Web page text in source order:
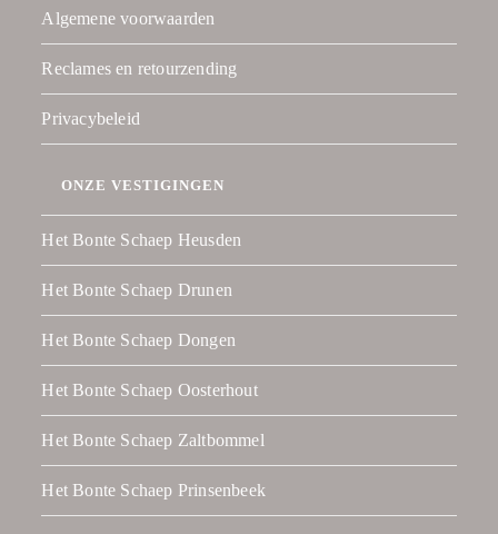
Algemene voorwaarden
Reclames en retourzending
Privacybeleid
ONZE VESTIGINGEN
Het Bonte Schaep Heusden
Het Bonte Schaep Drunen
Het Bonte Schaep Dongen
Het Bonte Schaep Oosterhout
Het Bonte Schaep Zaltbommel
Het Bonte Schaep Prinsenbeek